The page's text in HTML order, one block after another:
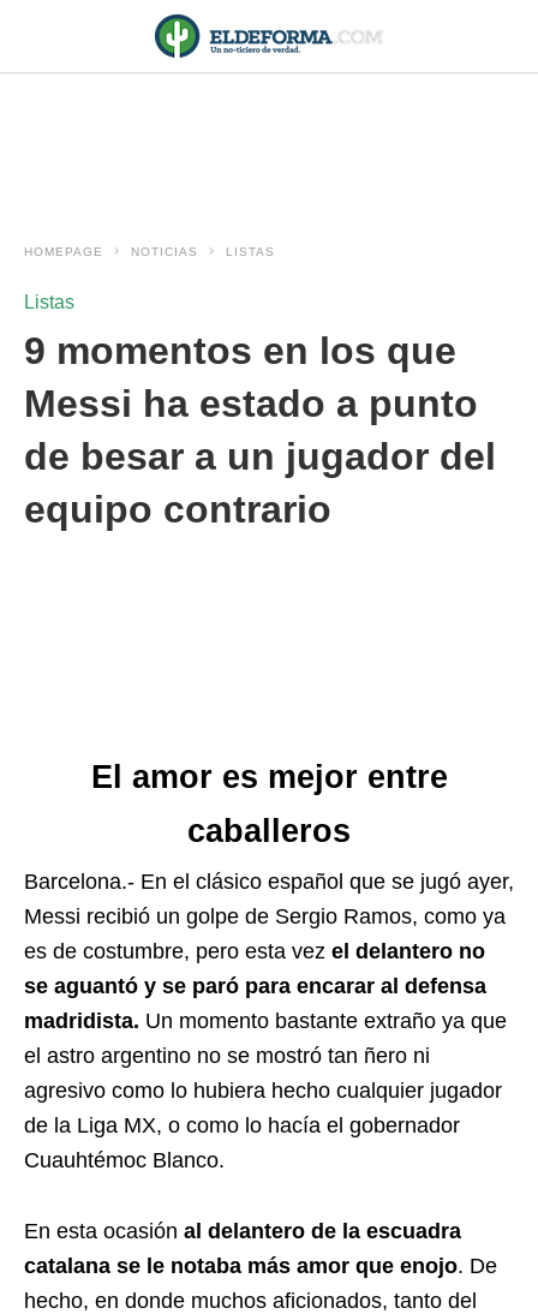
HOMEPAGE NOTICIAS LISTAS
Listas
9 momentos en los que
Messi ha estado a punto
de besar a un jugador del
equipo contrario
El amor es mejor entre
caballeros
Barcelona.- En el clásico español que se jugó ayer,
Messi recibió un golpe de Sergio Ramos, como ya
es de costumbre, pero esta vez el delantero no
se aguantó y se paró para encarar al defensa
madridista. Un momento bastante extraño ya que
el astro argentino no se mostró tan ñero ni
agresivo como lo hubiera hecho cualquier jugador
de la Liga MX, o como lo hacía el gobernador
Cuauhtémoc Blanco.
En esta ocasión al delantero de la escuadra
catalana se le notaba más amor que enojo. De
hecho, en donde muchos aficionados, tanto del